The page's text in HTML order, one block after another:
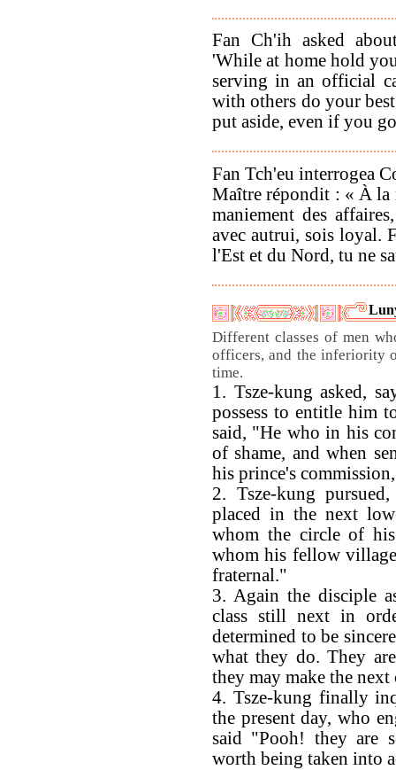
Fan Ch'ih asked
'While at home hold
serving in an official
with others do your
put aside, even if you
Fan Tch'eu interrogea
Maître répondit : « À la
maniement des
avec autrui, sois loyal.
l'Est et du Nord, tu ne
Different classes of men
officers, and the inferiority
time.
1. Tsze-kung asked,
possess to entitle him
said, "He who in his
of shame, and when
his prince's
2. Tsze-kung
placed in the next
whom the circle of
whom his fellow
fraternal."
3. Again the disciple
class still next in
determined to be
what they do. They
they may make the next
4. Tsze-kung finally
the present day, who
said "Pooh! they are
worth being taken into